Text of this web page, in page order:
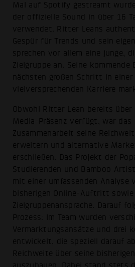
Mal auf Spotify gestreamt
der offizielle Sound in über 16
verwendet. Ritter Leans
Gespür für Trends und sein
sprechen vor allem eine junge,
Zielgruppe an. Seine kommende
nächsten großen Schritt in einer
vielversprechenden Karriere
Obwohl Ritter Lean bereits
Media-Präsenz verfügt, war das
Zusammenarbeit seine
erweitern und alternative
erschließen. Das Projekt der
Studierenden und Bamboo
mit einer umfassenden Analyse
bisherigen Online-Auftritt
Zielgruppenansprache. Darauf
Prozess: Im Team wurden
Vermarktungsansätze und drei
entwickelt, die speziell darauf
Reichweite über seine